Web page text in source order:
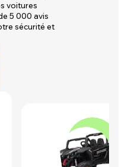
voitures
5 000 avis
sécurité et